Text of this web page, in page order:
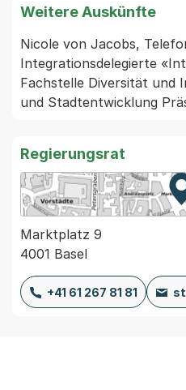
Weitere Auskünfte
Nicole von Jacobs,
Integrationsdelegierte
Fachstelle Diversität und
und Stadtentwicklung
Regierungsrat
Marktplatz 9
4001 Basel
+41 61 267 81 81